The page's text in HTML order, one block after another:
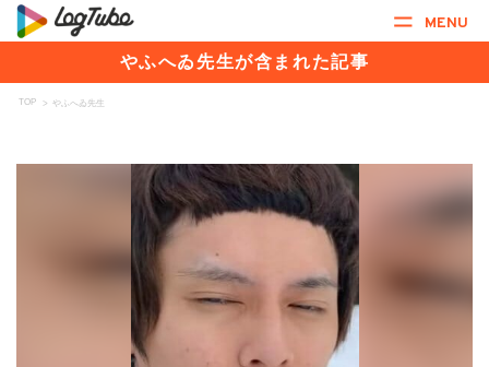
MENU
やふへゐ先生が含まれた記事
TOP > やふへゐ先生